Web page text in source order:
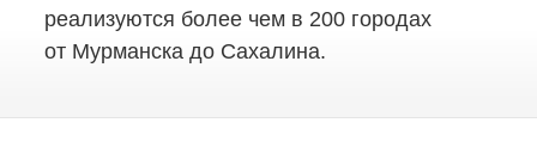
реализуются более чем в 200 городах
от Мурманска до Сахалина.